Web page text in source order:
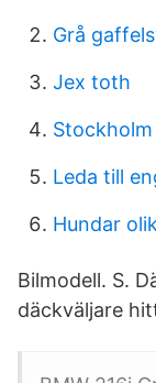
Grå
Jex toth
Leda till
Hundar
Bilmodell. S.
däckväljare